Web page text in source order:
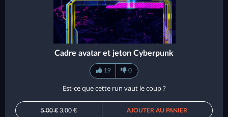
Cadre avatar et jeton Cyberpunk
19 0
Est-ce que cette run vaut le coup ?
5,00 €3,00 € AJOUTER AU PANIER